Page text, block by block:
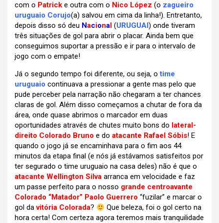
com o Patrick e outra com o Nico López (o zagueiro
uruguaio Corujo(a) salvou em cima da linha!). Entretanto,
depois disso só deu Nacional (URUGUAI) onde tiveram
três situações de gol para abrir o placar. Ainda bem que
conseguimos suportar a pressão e ir para o intervalo de
jogo com o empate!
Já o segundo tempo foi diferente, ou seja, otime
uruguaio continuava a pressionar a gente mas pelo que
pude perceber pela narração não chegaram a ter chances
claras de gol. Além disso começamos a chutar de fora da
área, onde quase abrimos o marcador em duas
oportunidades através de chutes muito bons do lateral-
direito Colorado Bruno e do atacante Rafael Sóbis! E
quando o jogo já se encaminhava para o fim aos 44
minutos da etapa final (e nós já estávamos satisfeitos por
ter segurado o time uruguaio na casa deles) não é que o
atacante Wellington Silva arranca em velocidade e faz
um passe perfeito para o nosso grande centroavante
Colorado “Matador” Paolo Guerrero “fuzilar” e marcar o
gol davitória Colorada?
Que beleza, foi o gol certo na
hora certa! Com certeza agora teremos mais tranquilidade